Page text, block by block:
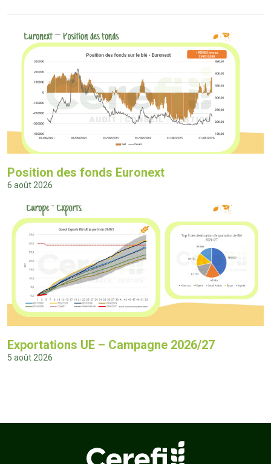
Position des fonds Euronext
6 août 2026
Exportations UE – Campagne 2026/27
5 août 2026